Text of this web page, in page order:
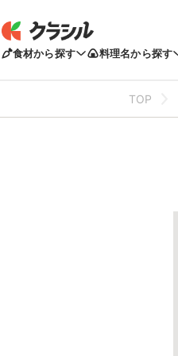
食材から探す 料理名から探す
TOP